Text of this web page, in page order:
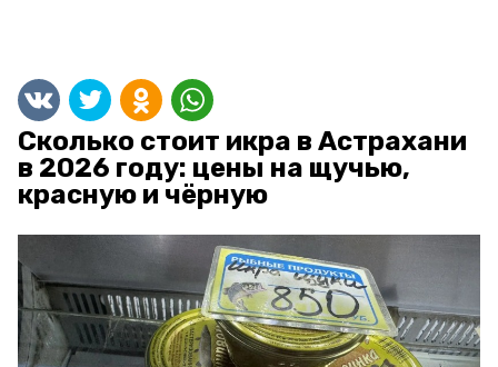
Сколько стоит икра в Астрахани
в 2026 году: цены на щучью,
красную и чёрную